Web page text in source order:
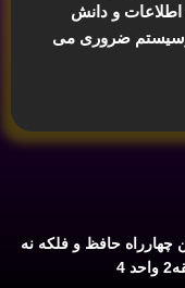
اطلاعات و دانش
ضروری می
چهارراه حافظ و فلکه نه